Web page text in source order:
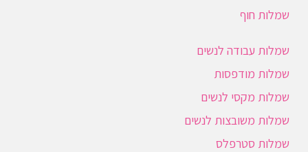
שמלות חוף
שמלות עבודה לנשים
שמלות מודפסות
שמלות מקסי לנשים
שמלות משובצות לנשים
שמלות סטרפלס